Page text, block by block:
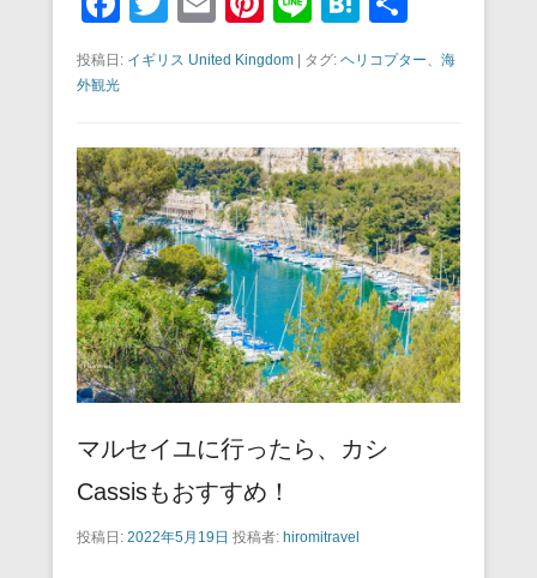
c
b
o
o
k
tt
st
e
e
a
有
投稿日: イギリス United Kingdom タグ: ヘリコプター、 海
外観光
マルセイユに行ったら、カシ
Cassisもおすすめ！
投稿日: 2022年5月19日 投稿者: hiromitravel